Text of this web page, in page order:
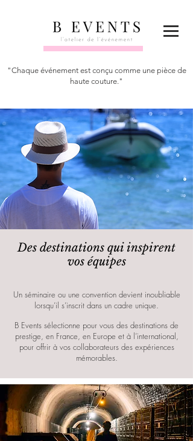
"Chaque événement est conçu comme une pièce de
haute couture."
Des destinations qui inspirent
vos équipes
Un séminaire ou une convention devient inoubliable
lorsqu’il s’inscrit dans un cadre unique.
B Events sélectionne pour vous des destinations de
prestige, en France, en Europe et à l’international,
pour offrir à vos collaborateurs des expériences
mémorables.